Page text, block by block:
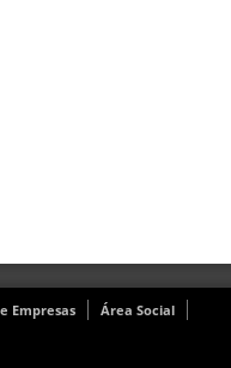
Empresas
Área Social